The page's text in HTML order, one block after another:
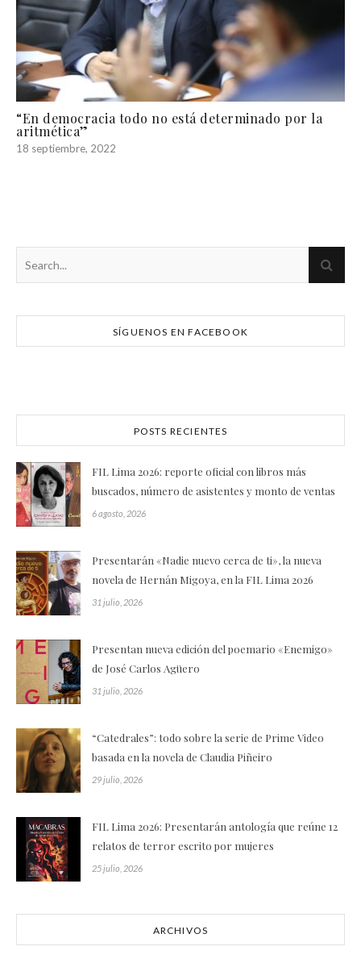
“En democracia todo no está determinado por la
aritmética”
18 septiembre, 2022
SÍGUENOS EN FACEBOOK
POSTS RECIENTES
FIL Lima 2026: reporte oficial con libros más
buscados, número de asistentes y monto de ventas
6 agosto, 2026
Presentarán «Nadie nuevo cerca de ti», la nueva
novela de Hernán Migoya, en la FIL Lima 2026
31 julio, 2026
Presentan nueva edición del poemario «Enemigo»
de José Carlos Agüero
31 julio, 2026
“Catedrales”: todo sobre la serie de Prime Video
basada en la novela de Claudia Piñeiro
29 julio, 2026
FIL Lima 2026: Presentarán antología que reúne 12
relatos de terror escrito por mujeres
25 julio, 2026
ARCHIVOS